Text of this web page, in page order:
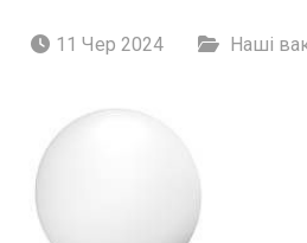
11 Чер 2024 Наші